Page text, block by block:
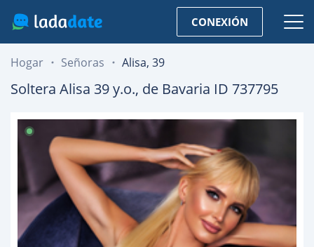
CONEXIÓN
Hogar Señoras Alisa, 39
Soltera Alisa 39y.o., de Bavaria ID 737795